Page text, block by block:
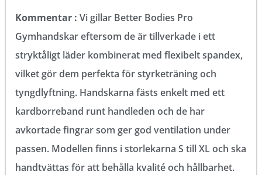
Kommentar : Vi gillar Better Bodies Pro
Gymhandskar eftersom de är tillverkade i ett
stryktåligt läder kombinerat med flexibelt spandex,
vilket gör dem perfekta för styrketräning och
tyngdlyftning. Handskarna fästs enkelt med ett
kardborreband runt handleden och de har
avkortade fingrar som ger god ventilation under
passen. Modellen finns i storlekarna S till XL och ska
handtvättas för att behålla kvalité och hållbarhet.